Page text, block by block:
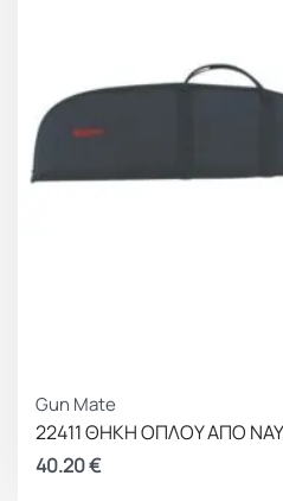
Gun Mate
22411 ΘΗΚΗ ΟΠΛΟΥ ΑΠΟ
40.20€